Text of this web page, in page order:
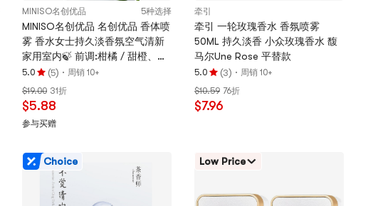
MINISO名创优品 5种选择
MINISO名创优品 名创优品 香体喷
雾 香水女士持久淡香氛空气清新
家用室内🍃 前调:柑橘 / 甜橙、鼠
尾草 🍵 中调:白茶、茉莉 🌫️ 后调:
雪松、麝香、琥珀 雅致白茶香体
喷雾 100ml/瓶
5.0
评
分
5.0
颗
最
多
(5) · 周销 10+
$19.00 31折
$5.88
参与买赠
牵引
牵引 一轮玫瑰香水 香氛喷雾
50ML 持久淡香 小众玫瑰香水 馥
马尔Une Rose 平替款
5.0
评
分
5.0
多
颗
(3) · 周销 10+
$10.59 76折
$7.96
Choice Low Price